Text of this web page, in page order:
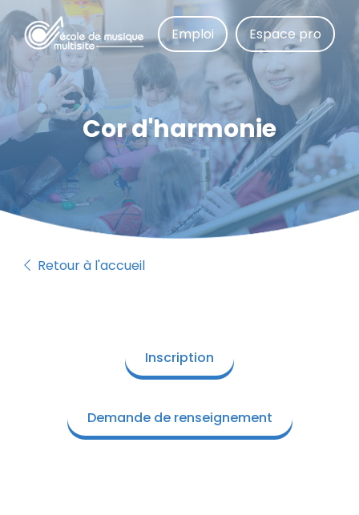
Aller
au
contenu
principal
Emploi Espace pro
Cor d'harmonie
Retour à l'accueil
Inscription
Demande de renseignement